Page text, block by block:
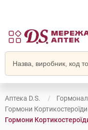
Аптека D.S.
Гормони Кортикостероїди
Гормони